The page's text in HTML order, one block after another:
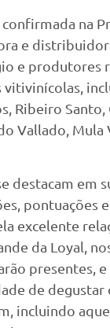
na
e
e produtores
Ribeiro Santo,
Vallado, Mula
destacam em
pontuações
excelente
da Loyal,
presentes,
de degustar
incluindo